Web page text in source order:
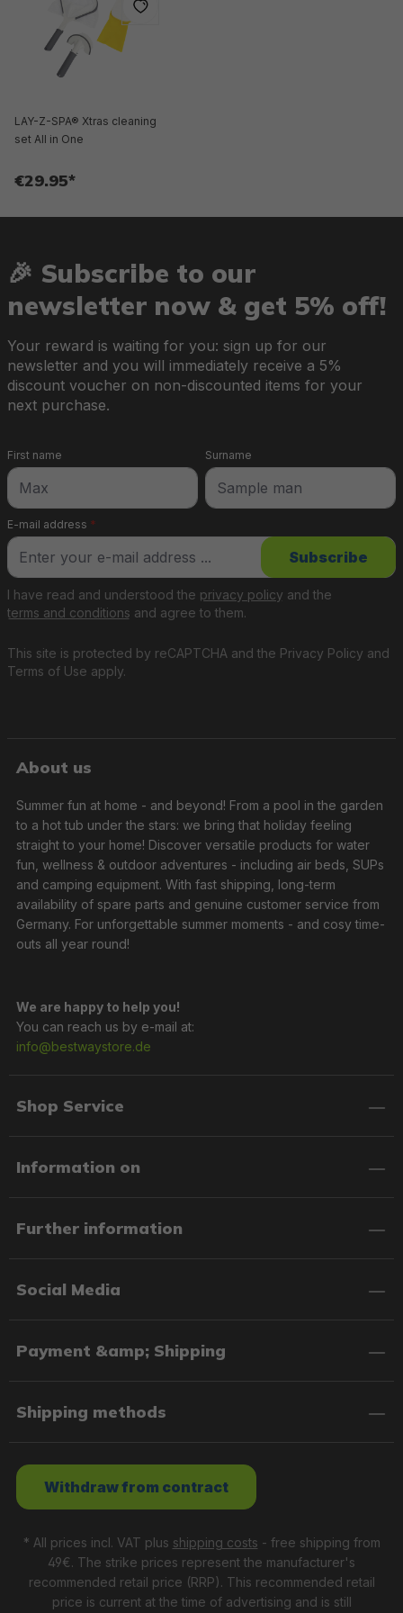
LAY-Z-SPA® Xtras cleaning
set All in One
€29.95*
🎉 Subscribe to our
newsletter now & get 5% off!
Your reward is waiting for you: sign up for our
newsletter and you will immediately receive a 5%
discount voucher on non-discounted items for your
next purchase.
E-mail address *
First name Surname
This site is protected by reCAPTCHA and the Privacy Policy and
Terms of Use apply.
I have read and understood the privacy policy and the
terms and conditions and agree to them.
Subscribe
About us
Summer fun at home - and beyond! From a pool in the garden
to a hot tub under the stars: we bring that holiday feeling
straight to your home! Discover versatile products for water
fun, wellness & outdoor adventures - including air beds, SUPs
and camping equipment. With fast shipping, long-term
availability of spare parts and genuine customer service from
Germany. For unforgettable summer moments - and cosy time-
outs all year round!
We are happy to help you!
You can reach us by e-mail at:
info@bestwaystore.de
Shop Service
Information on
Further information
Social Media
Payment &amp; Shipping
Shipping methods
Withdraw from contract
* All prices incl. VAT plus shipping costs - free shipping from
49€. The strike prices represent the manufacturer's
recommended retail price (RRP). This recommended retail
price is current at the time of advertising and is still